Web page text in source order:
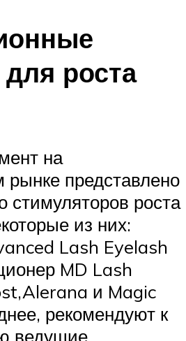
роста
на
рынке представлено
стимуляторов роста
из них:
Lash Eyelash
MD Lash
и Magic
рекомендуют к
ведущие